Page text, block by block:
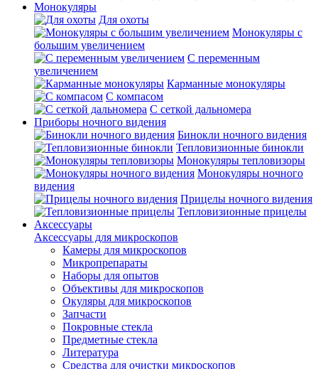
Монокуляры
Для охоты
Монокуляры с
большим увеличением
С переменным
увеличением
Карманные монокуляры
С компасом
С сеткой дальномера
Приборы ночного видения
Бинокли ночного видения
Тепловизионные бинокли
Монокуляры тепловизоры
Монокуляры ночного
видения
Прицелы ночного видения
Тепловизионные прицелы
Аксессуары
Аксессуары для микроскопов
Камеры для микроскопов
Микропрепараты
Наборы для опытов
Объективы для микроскопов
Окуляры для микроскопов
Запчасти
Покровные стекла
Предметные стекла
Литература
Средства для очистки микроскопов